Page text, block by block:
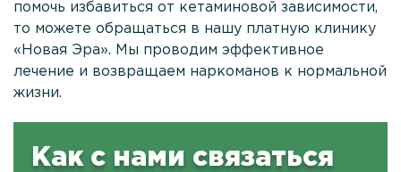
помочь избавиться от кетаминовой зависимости,
то можете обращаться в нашу платную клинику
«Новая Эра». Мы проводим эффективное
лечение и возвращаем наркоманов к нормальной
жизни.
Как с нами связаться